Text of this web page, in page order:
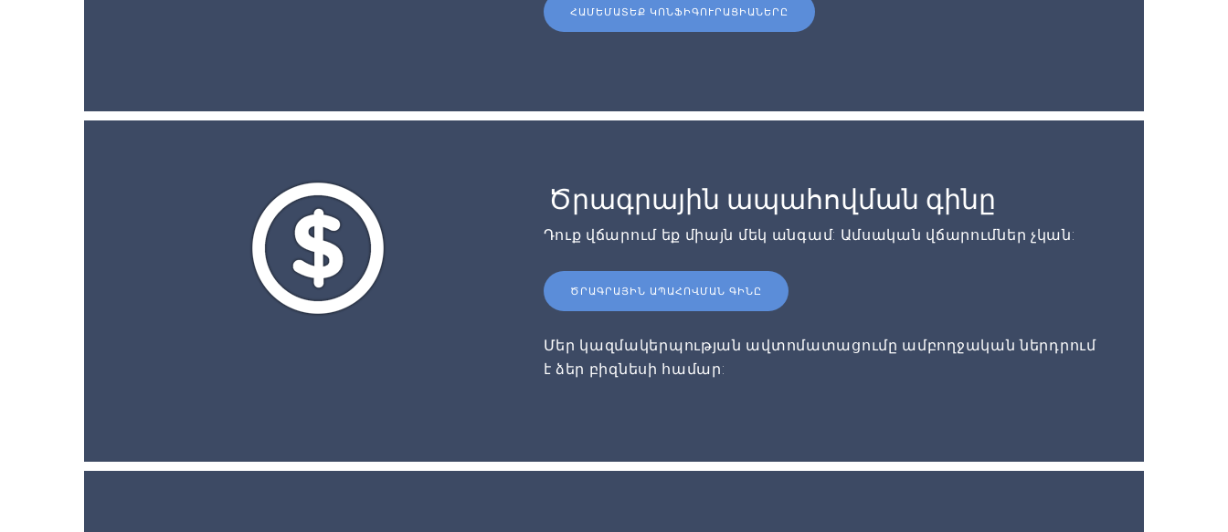
ՀԱՄԵՄԱՏԵՔ ԿՈՆՖԻԳՈՒՐԱՑԻԱՆԵՐԸ
Ծրագրային ապահովման գինը
Դուք վճարում եք միայն մեկ անգամ: Ամսական վճարումներ չկան:
ԾՐԱԳՐԱՅԻՆ ԱՊԱՀՈՎՄԱՆ ԳԻՆԸ
Մեր կազմակերպության ավտոմատացումը ամբողջական ներդրում
է ձեր բիզնեսի համար: